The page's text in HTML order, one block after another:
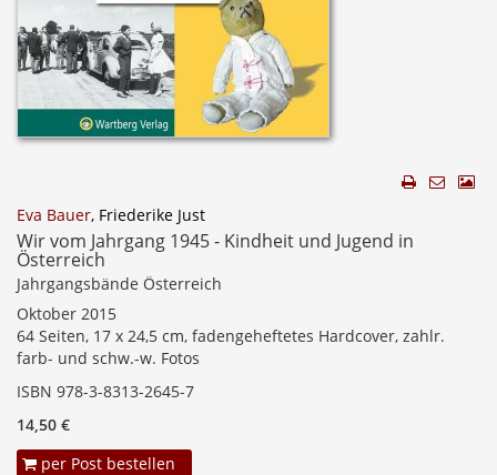
Eva Bauer, Friederike Just
Wir vom Jahrgang 1945 - Kindheit und Jugend in
Österreich
Jahrgangsbände Österreich
Oktober 2015
64 Seiten, 17 x 24,5 cm, fadengeheftetes Hardcover, zahlr.
farb- und schw.-w. Fotos
ISBN 978-3-8313-2645-7
14,50 €
per Post bestellen